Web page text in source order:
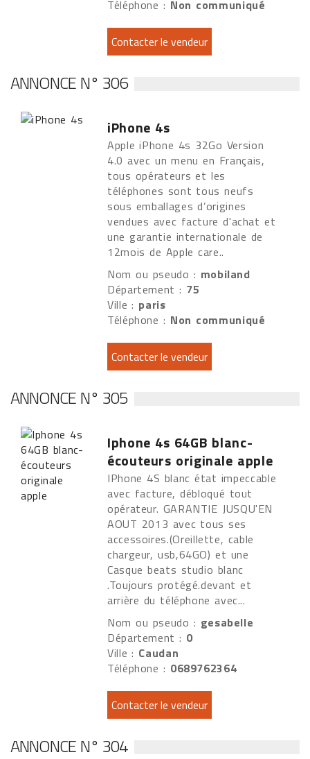
Téléphone : Non communiqué
ANNONCE N° 306
iPhone 4s
Apple iPhone 4s 32Go Version
4.0 avec un menu en Français,
tous opérateurs et les
téléphones sont tous neufs
sous emballages d’origines
vendues avec facture d'achat et
une garantie internationale de
12mois de Apple care..
Nom ou pseudo : mobiland
Département : 75
Ville : paris
Téléphone : Non communiqué
ANNONCE N° 305
Iphone 4s 64GB blanc-
écouteurs originale apple
IPhone 4S blanc état impeccable
avec facture, débloqué tout
opérateur. GARANTIE JUSQU'EN
AOUT 2013 avec tous ses
accessoires.(Oreillette, cable
chargeur, usb,64GO) et une
Casque beats studio blanc
.Toujours protégé.devant et
arrière du téléphone avec...
Nom ou pseudo : gesabelle
Département : 0
Ville : Caudan
Téléphone : 0689762364
ANNONCE N° 304